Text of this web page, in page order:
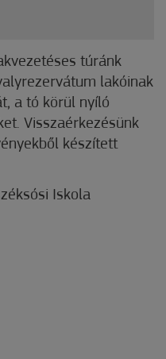
túránk
lakóinak
a tó körül nyíló
Visszaérkezésünk
készített
Iskola